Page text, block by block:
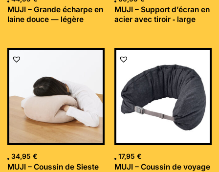
MUJI – Grande écharpe en
laine douce — légère
MUJI – Support d’écran en
acier avec tiroir ‐ large
34,95 €
MUJI – Coussin de Sieste
17,95 €
MUJI – Coussin de voyage